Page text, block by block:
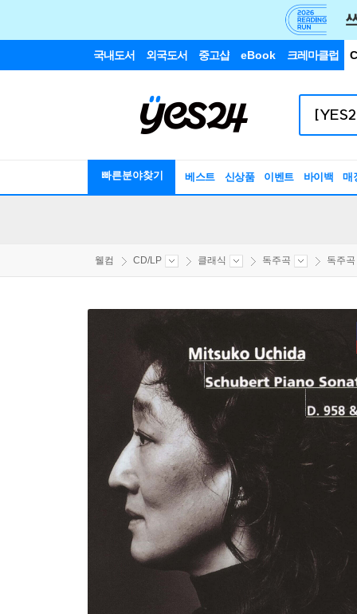
국내도서 외국도서 중고샵 eBook 크레마클럽
빠른분야찾기 베스트 신상품 이벤트 바이백 매
웰컴 CD/LP 클래식 독주곡 독주